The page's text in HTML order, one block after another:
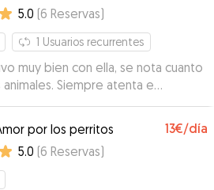
5.0 (6 Reservas)
1 Usuarios recurrentes
muy bien con ella, se nota cuanto
Siempre atenta e
de todo. Repetiremos seguro!”
por los perritos 13€/día
5.0 (6 Reservas)